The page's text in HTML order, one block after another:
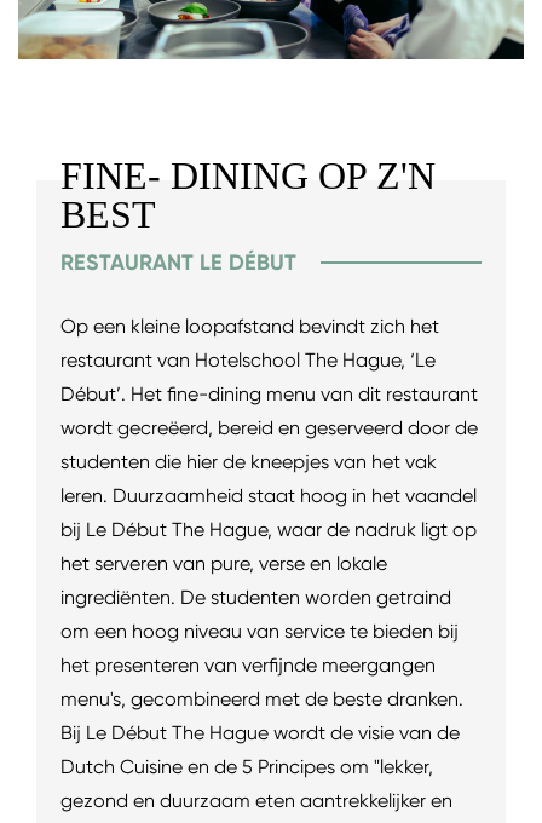
FINE- DINING OP Z'N
BEST
RESTAURANT LE DÉBUT
Op een kleine loopafstand bevindt zich het
restaurant van Hotelschool The Hague, ‘Le
Début’. Het fine-dining menu van dit restaurant
wordt gecreëerd, bereid en geserveerd door de
studenten die hier de kneepjes van het vak
leren. Duurzaamheid staat hoog in het vaandel
bij Le Début The Hague, waar de nadruk ligt op
het serveren van pure, verse en lokale
ingrediënten. De studenten worden getraind
om een hoog niveau van service te bieden bij
het presenteren van verfijnde meergangen
menu's, gecombineerd met de beste dranken.
Bij Le Début The Hague wordt de visie van de
Dutch Cuisine en de 5 Principes om "lekker,
gezond en duurzaam eten aantrekkelijker en